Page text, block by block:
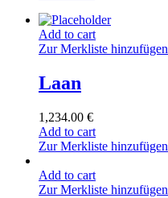
Add to cart
Zur Merkliste hinzufügen
Laan
1,234.00 €
Add to cart
Zur Merkliste hinzufügen
Add to cart
Zur Merkliste hinzufügen